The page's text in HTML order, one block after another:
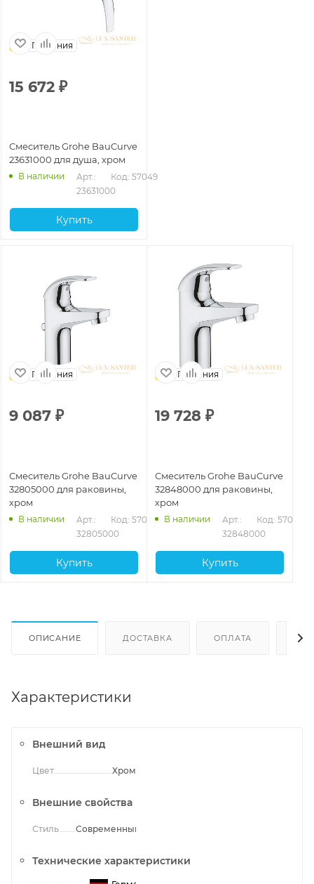
Германия
15 672 ₽
Смеситель Grohe BauCurve
23631000 для душа, хром
В наличии
Арт.:
23631000
Код: 57049
Купить
Германия
9 087 ₽
Смеситель Grohe BauCurve
32805000 для раковины,
хром
В наличии
Арт.:
32805000
Код: 57053
Купить
Германия
19 728 ₽
Смеситель Grohe BauCurve
32848000 для раковины,
хром
В наличии
Арт.:
32848000
Код: 57054
Купить
ОПИСАНИЕ ДОСТАВКА ОПЛАТА
Характеристики
Внешний вид
Цвет Хром
Внешние свойства
Стиль Современный
Технические характеристики